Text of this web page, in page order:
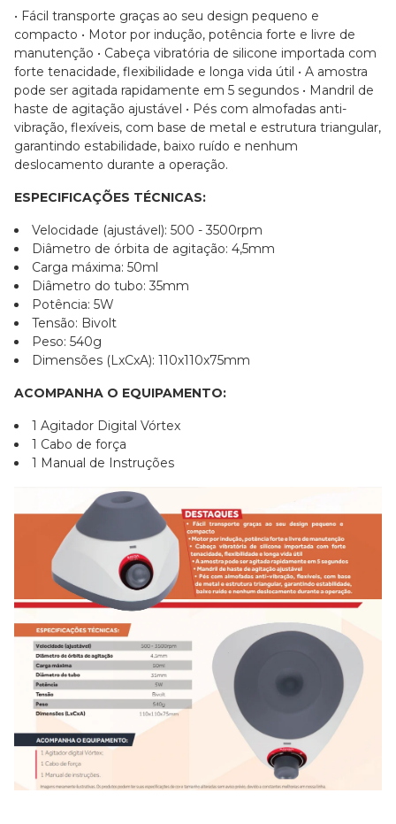
• Fácil transporte graças ao seu design pequeno e
compacto • Motor por indução, potência forte e livre de
manutenção • Cabeça vibratória de silicone importada com
forte tenacidade, flexibilidade e longa vida útil • A amostra
pode ser agitada rapidamente em 5 segundos • Mandril de
haste de agitação ajustável • Pés com almofadas anti-
vibração, flexíveis, com base de metal e estrutura triangular,
garantindo estabilidade, baixo ruído e nenhum
deslocamento durante a operação.
ESPECIFICAÇÕES TÉCNICAS:
Velocidade (ajustável): 500 - 3500rpm
Diâmetro de órbita de agitação: 4,5mm
Carga máxima: 50ml
Diâmetro do tubo: 35mm
Potência: 5W
Tensão: Bivolt
Peso: 540g
Dimensões (LxCxA): 110x110x75mm
ACOMPANHA O EQUIPAMENTO:
1 Agitador Digital Vórtex
1 Cabo de força
1 Manual de Instruções